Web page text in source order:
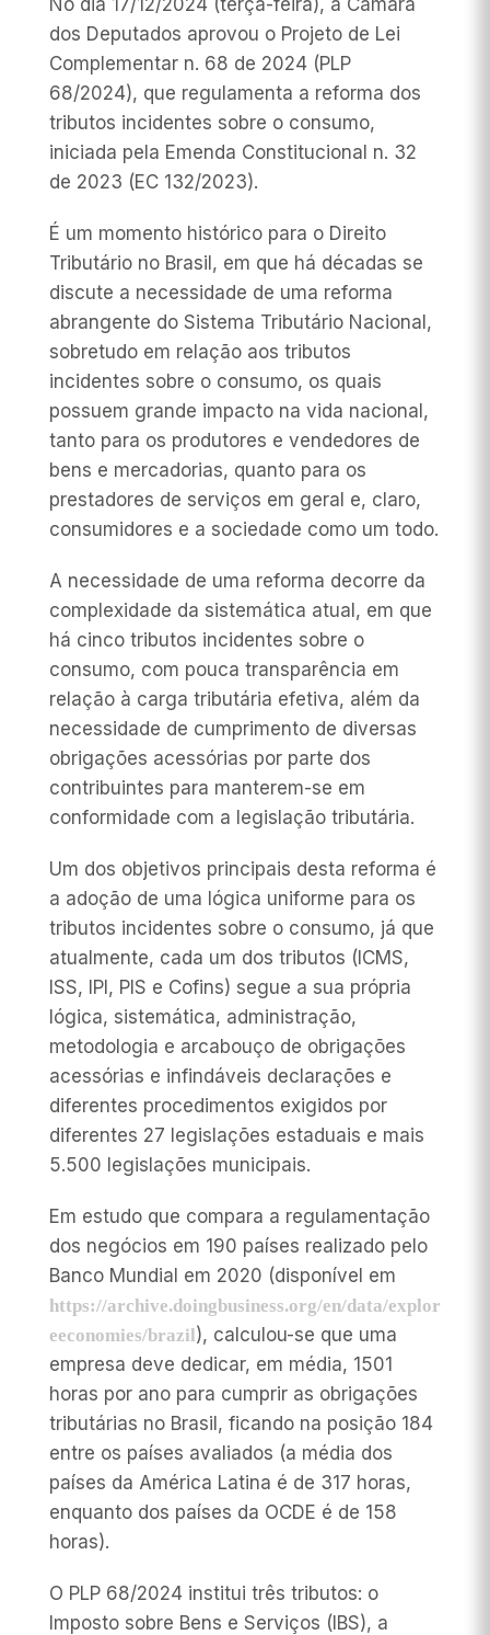
No dia 17/12/2024 (terça-feira), a Câmara
dos Deputados aprovou o Projeto de Lei
Complementar n. 68 de 2024 (PLP
68/2024), que regulamenta a reforma dos
tributos incidentes sobre o consumo,
iniciada pela Emenda Constitucional n. 32
de 2023 (EC 132/2023).
É um momento histórico para o Direito
Tributário no Brasil, em que há décadas se
discute a necessidade de uma reforma
abrangente do Sistema Tributário Nacional,
sobretudo em relação aos tributos
incidentes sobre o consumo, os quais
possuem grande impacto na vida nacional,
tanto para os produtores e vendedores de
bens e mercadorias, quanto para os
prestadores de serviços em geral e, claro,
consumidores e a sociedade como um todo.
A necessidade de uma reforma decorre da
complexidade da sistemática atual, em que
há cinco tributos incidentes sobre o
consumo, com pouca transparência em
relação à carga tributária efetiva, além da
necessidade de cumprimento de diversas
obrigações acessórias por parte dos
contribuintes para manterem-se em
conformidade com a legislação tributária.
Um dos objetivos principais desta reforma é
a adoção de uma lógica uniforme para os
tributos incidentes sobre o consumo, já que
atualmente, cada um dos tributos (ICMS,
ISS, IPI, PIS e Cofins) segue a sua própria
lógica, sistemática, administração,
metodologia e arcabouço de obrigações
acessórias e infindáveis declarações e
diferentes procedimentos exigidos por
diferentes 27 legislações estaduais e mais
5.500 legislações municipais.
Em estudo que compara a regulamentação
dos negócios em 190 países realizado pelo
Banco Mundial em 2020 (disponível em
https://archive.doingbusiness.org/en/data/explor
eeconomies/brazil), calculou-se que uma
empresa deve dedicar, em média, 1501
horas por ano para cumprir as obrigações
tributárias no Brasil, ficando na posição 184
entre os países avaliados (a média dos
países da América Latina é de 317 horas,
enquanto dos países da OCDE é de 158
horas).
O PLP 68/2024 institui três tributos: o
Imposto sobre Bens e Serviços (IBS), a